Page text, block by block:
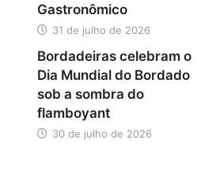
Gastronômico
31 de julho de 2026
Bordadeiras celebram o
Dia Mundial do Bordado
sob a sombra do
flamboyant
30 de julho de 2026